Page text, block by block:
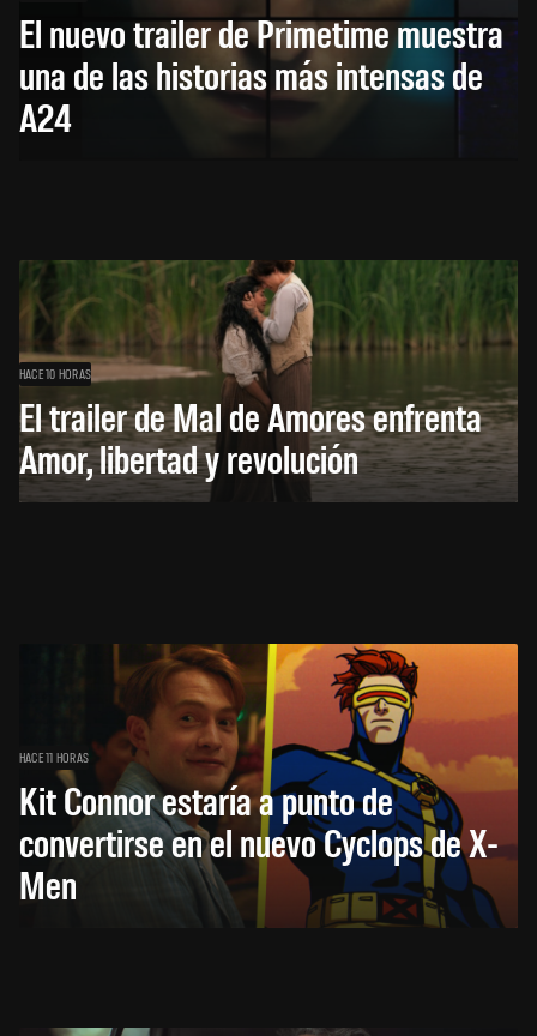
El nuevo trailer de Primetime muestra
una de las historias más intensas de
A24
HACE 10 HORAS
El trailer de Mal de Amores enfrenta
Amor, libertad y revolución
HACE 11 HORAS
Kit Connor estaría a punto de
convertirse en el nuevo Cyclops de X-
Men